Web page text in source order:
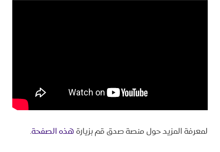
لمعرفة المزيد حول منصة صدق قم بزيارةهذه الصفحة.